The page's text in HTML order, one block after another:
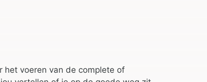
het voeren van de complete of